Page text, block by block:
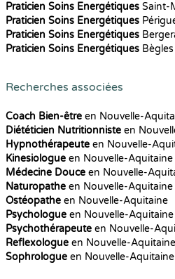
Praticien Soins Energétiques Saint-
Praticien Soins Energétiques
Praticien Soins Energétiques
Praticien Soins Energétiques Bègles
Recherches associées
Coach Bien-être en Nouvelle-
Diététicien Nutritionniste en
Hypnothérapeute en Nouvelle-
Kinesiologue en Nouvelle-Aquitaine
Médecine Douce en Nouvelle-
Naturopathe en Nouvelle-Aquitaine
Ostéopathe en Nouvelle-Aquitaine
Psychologue en Nouvelle-Aquitaine
Psychothérapeute en Nouvelle-
Reflexologue en Nouvelle-Aquitaine
Sophrologue en Nouvelle-Aquitaine